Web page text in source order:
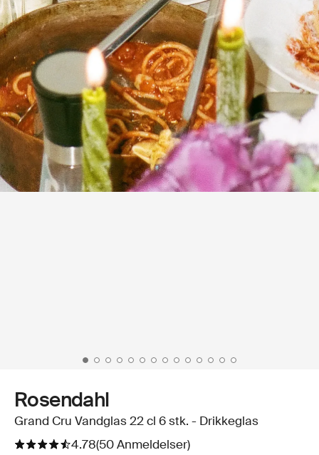
Rosendahl
Grand Cru Vandglas 22 cl 6 stk. - Drikkeglas
4.78(50 Anmeldelser)